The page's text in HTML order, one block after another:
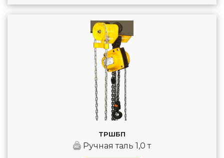
ТРШБП
Ручная таль 1,0 т